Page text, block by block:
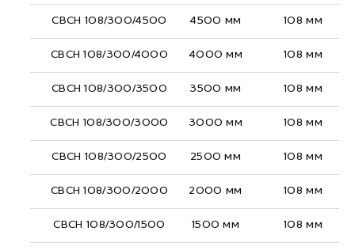
СВСН 108/300/4500 4500 мм 108 мм
СВСН 108/300/4000 4000 мм 108 мм
СВСН 108/300/3500 3500 мм 108 мм
СВСН 108/300/3000 3000 мм 108 мм
СВСН 108/300/2500 2500 мм 108 мм
СВСН 108/300/2000 2000 мм 108 мм
СВСН 108/300/1500 1500 мм 108 мм